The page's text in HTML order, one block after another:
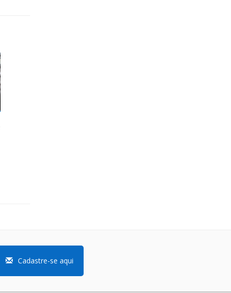
Cadastre-se aqui